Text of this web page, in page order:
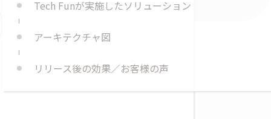
Tech Funが実施したソリューション
アーキテクチャ図
リリース後の効果／お客様の声